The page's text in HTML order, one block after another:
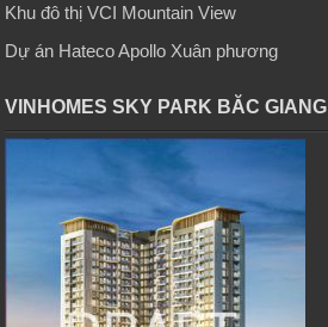
Khu đô thị VCI Mountain View
Dự án Hateco Apollo Xuân phương
VINHOMES SKY PARK BĂC GIANG